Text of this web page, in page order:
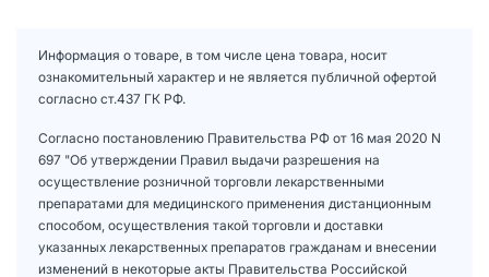
Информация о товаре, в том числе цена товара, носит
ознакомительный характер и не является публичной офертой
согласно ст.437 ГК РФ.
Согласно постановлению Правительства РФ от 16 мая 2020 N
697 "Об утверждении Правил выдачи разрешения на
осуществление розничной торговли лекарственными
препаратами для медицинского применения дистанционным
способом, осуществления такой торговли и доставки
указанных лекарственных препаратов гражданам и внесении
изменений в некоторые акты Правительства Российской